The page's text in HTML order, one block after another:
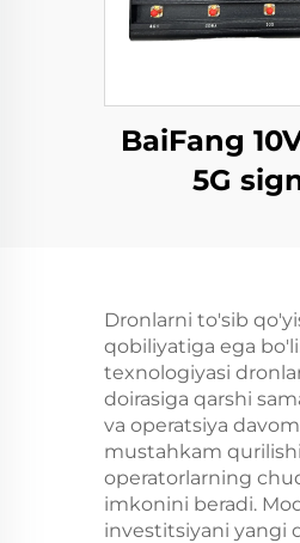
BaiFang
5G
Dronlarni to'sib
qobiliyatiga ega
texnologiyasi
doirasiga qarshi
va operatsiya
mustahkam
operatorlarning
imkonini beradi.
investitsiyani yangi